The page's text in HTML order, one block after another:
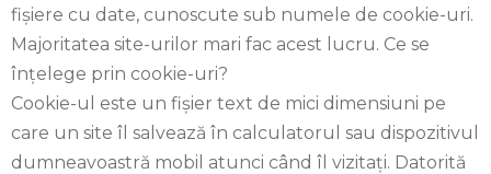
fișiere cu date, cunoscute sub numele de cookie-uri.
Majoritatea site-urilor mari fac acest lucru. Ce se
înțelege prin cookie-uri?
Cookie-ul este un fişier text de mici dimensiuni pe
care un site îl salvează în calculatorul sau dispozitivul
dumneavoastră mobil atunci când îl vizitaţi. Datorită